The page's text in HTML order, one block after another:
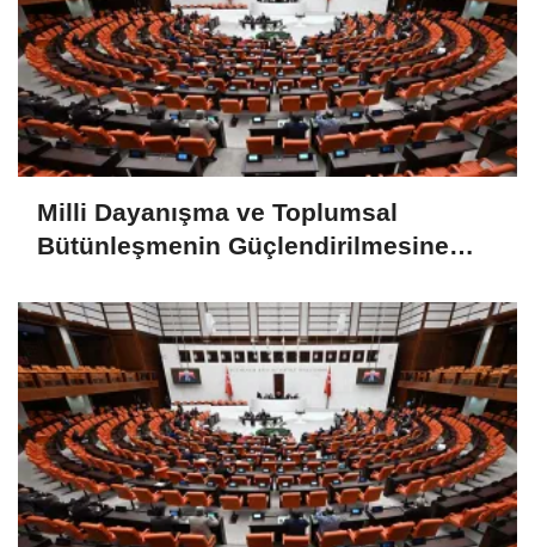
Milli Dayanışma ve Toplumsal
Bütünleşmenin Güçlendirilmesine
Komisyonunda kabul edildi